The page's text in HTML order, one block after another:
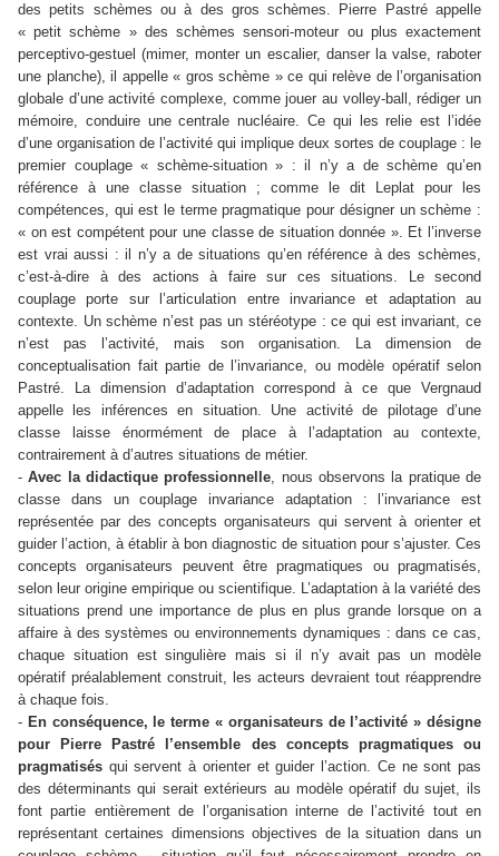
des petits schèmes ou à des gros schèmes. Pierre Pastré appelle
« petit schème » des schèmes sensori-moteur ou plus exactement
perceptivo-gestuel (mimer, monter un escalier, danser la valse, raboter
une planche), il appelle « gros schème » ce qui relève de l’organisation
globale d’une activité complexe, comme jouer au volley-ball, rédiger un
mémoire, conduire une centrale nucléaire. Ce qui les relie est l’idée
d’une organisation de l’activité qui implique deux sortes de couplage : le
premier couplage « schème-situation » : il n’y a de schème qu’en
référence à une classe situation ; comme le dit Leplat pour les
compétences, qui est le terme pragmatique pour désigner un schème :
« on est compétent pour une classe de situation donnée ». Et l’inverse
est vrai aussi : il n’y a de situations qu’en référence à des schèmes,
c’est-à-dire à des actions à faire sur ces situations. Le second
couplage porte sur l’articulation entre invariance et adaptation au
contexte. Un schème n’est pas un stéréotype : ce qui est invariant, ce
n’est pas l’activité, mais son organisation. La dimension de
conceptualisation fait partie de l’invariance, ou modèle opératif selon
Pastré. La dimension d’adaptation correspond à ce que Vergnaud
appelle les inférences en situation. Une activité de pilotage d’une
classe laisse énormément de place à l’adaptation au contexte,
contrairement à d’autres situations de métier.
- Avec la didactique professionnelle, nous observons la pratique de
classe dans un couplage invariance adaptation : l’invariance est
représentée par des concepts organisateurs qui servent à orienter et
guider l’action, à établir à bon diagnostic de situation pour s’ajuster. Ces
concepts organisateurs peuvent être pragmatiques ou pragmatisés,
selon leur origine empirique ou scientifique. L’adaptation à la variété des
situations prend une importance de plus en plus grande lorsque on a
affaire à des systèmes ou environnements dynamiques : dans ce cas,
chaque situation est singulière mais si il n’y avait pas un modèle
opératif préalablement construit, les acteurs devraient tout réapprendre
à chaque fois.
- En conséquence, le terme « organisateurs de l’activité » désigne
pour Pierre Pastré l’ensemble des concepts pragmatiques ou
pragmatisés qui servent à orienter et guider l’action. Ce ne sont pas
des déterminants qui serait extérieurs au modèle opératif du sujet, ils
font partie entièrement de l’organisation interne de l’activité tout en
représentant certaines dimensions objectives de la situation dans un